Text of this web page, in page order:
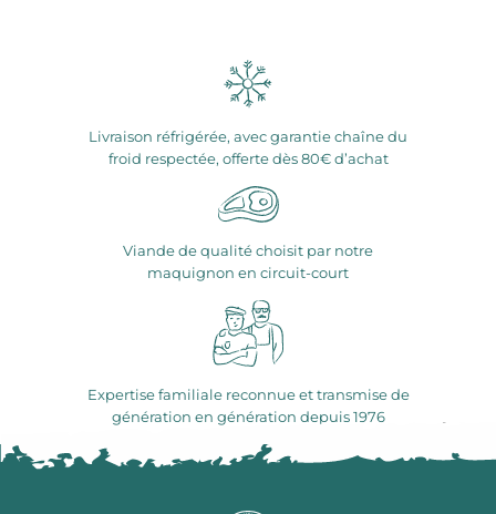
Livraison réfrigérée, avec garantie chaîne du
froid respectée, offerte dès 80€ d’achat
Viande de qualité choisit par notre
maquignon en circuit-court
Expertise familiale reconnue et transmise de
génération en génération depuis 1976